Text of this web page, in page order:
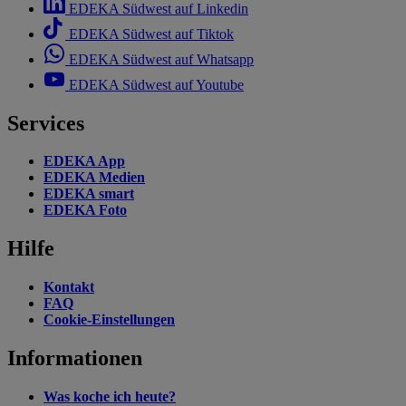
EDEKA Südwest auf Linkedin
EDEKA Südwest auf Tiktok
EDEKA Südwest auf Whatsapp
EDEKA Südwest auf Youtube
Services
EDEKA App
EDEKA Medien
EDEKA smart
EDEKA Foto
Hilfe
Kontakt
FAQ
Cookie-Einstellungen
Informationen
Was koche ich heute?